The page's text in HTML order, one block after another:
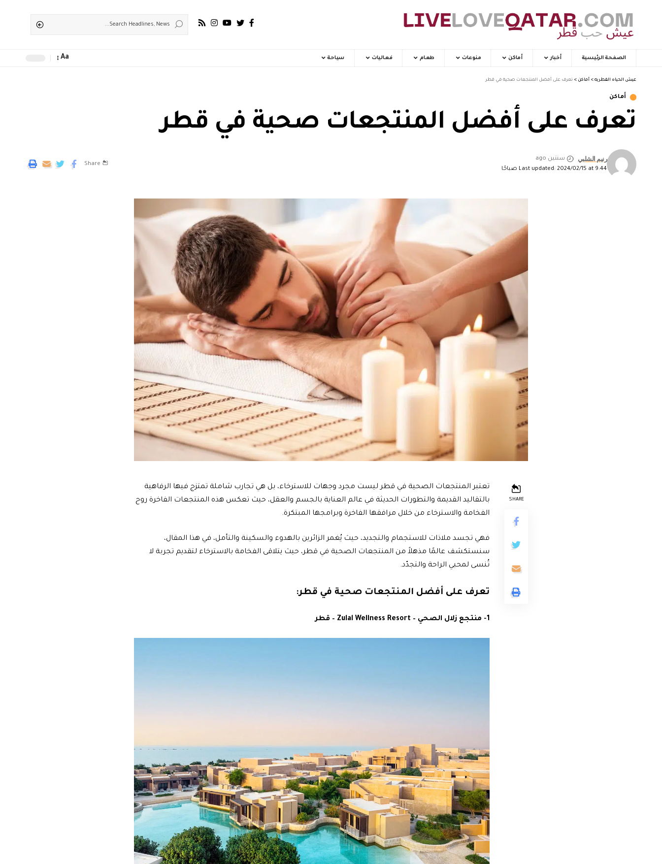
الصفحة الرئيسية أخبار أماكن منوعات طعام فعاليات سياحة Aa
عيش الحياه القطريه > أماكن > تعرف على أفضل المنتجعات صحية في قطر
أماكن
تعرف على أفضل المنتجعات صحية في قطر
Last updated: 2024/02/15 at 9:44 صباحًا
رنيم الشلبي
سنتين ago
Share
SHARE
تعتبر المنتجعات الصحية في قطر ليست مجرد وجهات للاسترخاء، بل هي تجارب شاملة تمتزج فيها الرفاهية
بالتقاليد القديمة والتطورات الحديثة في عالم العناية بالجسم والعقل، حيث تعكس هذه المنتجعات الفاخرة روح
الفخامة والاسترخاء من خلال مرافقها الفاخرة وبرامجها المبتكرة.
فهي تجسد ملاذات للاستجمام والتجديد، حيث يُغمر الزائرين بالهدوء والسكينة والتأمل، في هذا المقال،
سنستكشف عالمًا مذهلاً من المنتجعات الصحية في قطر، حيث يتلاقى الفخامة بالاسترخاء لتقديم تجربة لا
تُنسى لمحبي الراحة والتجدّد.
تعرف على أفضل المنتجعات صحية في قطر:
1- منتجع زلال الصحي – Zulal Wellness Resort – قطر